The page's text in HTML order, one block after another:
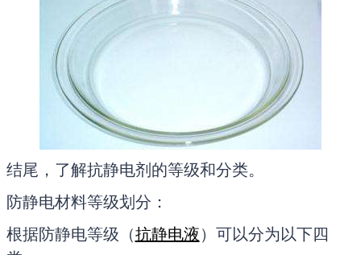
结尾，了解抗静电剂的等级和分类。
防静电材料等级划分：
根据防静电等级（抗静电液）可以分为以下四